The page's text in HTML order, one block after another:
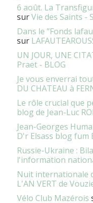
6 août. La
surVie des Saints -
Dans le ”Fonds
sur
UN JOUR, UNE
Praet - BLOG
Je vous enverrai
DU CHATEAU à
Le rôle crucial que
blog de Jean-Luc
Jean-Georges
D'r Elsass blog fum
Russie-Ukraine :
l'information
Nuit internationale
L'AN VERT de
Vélo Club Mazérois